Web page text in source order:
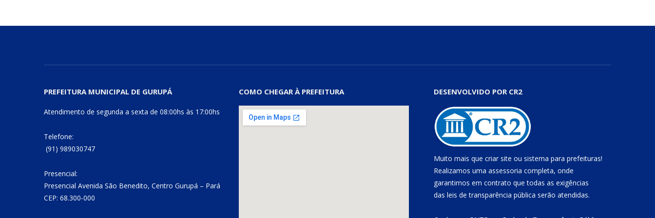
PREFEITURA MUNICIPAL DE GURUPÁ
Atendimento de segunda a sexta de 08:00hs às 17:00hs
Telefone:
(91) 989030747
Presencial:
Presencial Avenida São Benedito, Centro Gurupá – Pará
CEP: 68.300-000
COMO CHEGAR À PREFEITURA DESENVOLVIDO POR CR2
Muito mais que criar site ou sistema para prefeituras!
Realizamos uma assessoria completa, onde
garantimos em contrato que todas as exigências
das leis de transparência pública serão atendidas.